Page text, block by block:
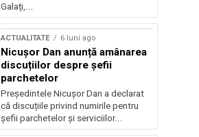
Galați,...
ACTUALITATE 6 luni ago
Nicușor Dan anunță amânarea
discuțiilor despre șefii
parchetelor
Președintele Nicușor Dan a declarat
că discuțiile privind numirile pentru
șefii parchetelor și serviciilor...